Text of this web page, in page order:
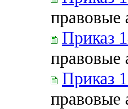
правовые
Приказ
правовые
Приказ
правовые